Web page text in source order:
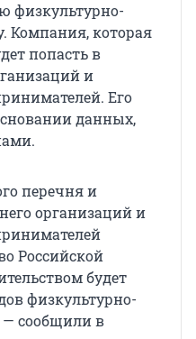
физкультурно-
Компания, которая
попасть в
и
Его
данных,
перечня и
организаций и
Российской
будет
физкультурно-
— сообщили в